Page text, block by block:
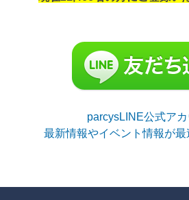
parcysLINE公式アカ
最新情報やイベント情報が最